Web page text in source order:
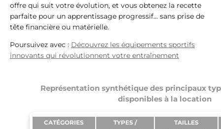
offre qui suit votre évolution, et vous obtenez la recette
parfaite pour un apprentissage progressif… sans prise de
tête financière ou matérielle.
Poursuivez avec : Découvrez les équipements sportifs
innovants qui révolutionnent votre entraînement
Représentation synthétique des principaux
disponibles à la location
CATÉGORIES
TYPES /
TAILLES